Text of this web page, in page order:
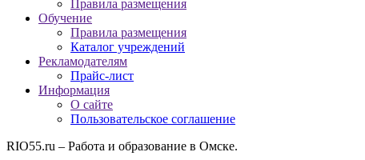
Правила размещения
Обучение
Правила размещения
Каталог учреждений
Рекламодателям
Прайс-лист
Информация
О сайте
Пользовательское соглашение
RIO55.ru – Работа и образование в Омске.